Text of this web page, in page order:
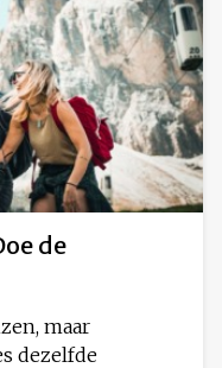
de
maar
dezelfde